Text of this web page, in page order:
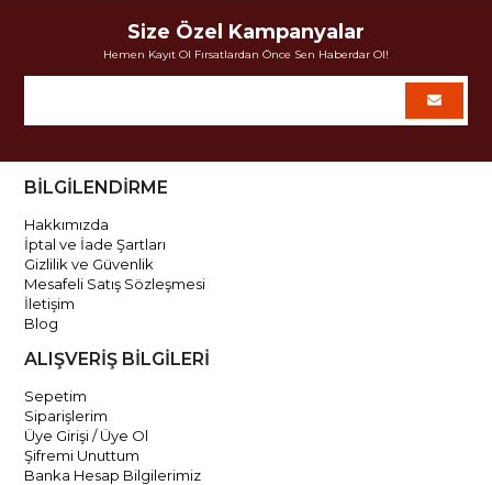
Size Özel Kampanyalar
Hemen Kayıt Ol Fırsatlardan Önce Sen Haberdar Ol!
BİLGİLENDİRME
Hakkımızda
İptal ve İade Şartları
Gizlilik ve Güvenlik
Mesafeli Satış Sözleşmesi
İletişim
Blog
ALIŞVERİŞ BİLGİLERİ
Sepetim
Siparişlerim
Üye Girişi / Üye Ol
Şifremi Unuttum
Banka Hesap Bilgilerimiz